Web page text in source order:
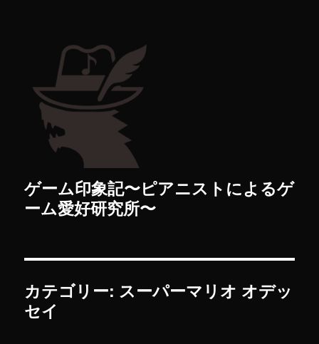
ゲーム印象記〜ピアニストによるゲ
ーム愛好研究所〜
カテゴリー: スーパーマリオ オデッ
セイ